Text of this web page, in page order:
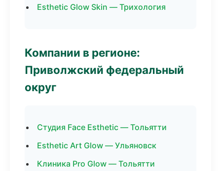
Esthetic Glow Skin — Трихология
Компании в регионе:
Приволжский федеральный
округ
Студия Face Esthetic — Тольятти
Esthetic Art Glow — Ульяновск
Клиника Pro Glow — Тольятти